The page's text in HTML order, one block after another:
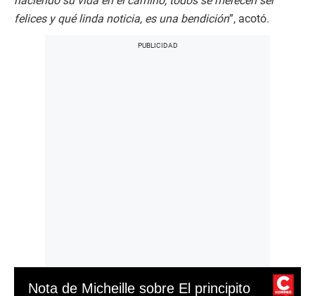
felices y qué linda noticia, es una bendición”, acotó.
Nota de Micheille sobre El principito